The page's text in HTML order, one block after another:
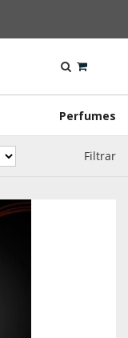
Perfumes
Filtrar